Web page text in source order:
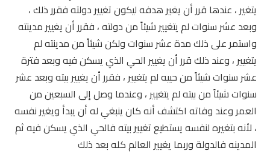
يتغير ، عندها قرر أن يغير هدفه ليكون تغيير دولته فقرر ذلك ،
وبعد عشر سنوات لم يتغيير شيئاً من دولته ، فقرر أن يغيير مدينته
واستمر على ذلك مدة عشر سنوات ولكن شيئاً من مدينته لم
يتغيير ، وعند ذلك قرر أن يغيير الحي الذي يسكن فيه وبعد فترة
عشر سنوات شيئاً من حييه لم يتغيير ، فقرر أن يغيير بيته وبعد عشر
سنوات شيئاً من بيته لم يتغيير ، وعندما وصل إلى السبعين من
العمر وعند وفاته اكتشف أنه كان ينبغي له أن يبدأ ويغير نفسه
، لأنه بتغيره لنفسه يستطيع تغيير بيته فالحي الذي يسكن فيه ثم
المدينه فالدولة وربما يغيير العالم كله بعد ذلك